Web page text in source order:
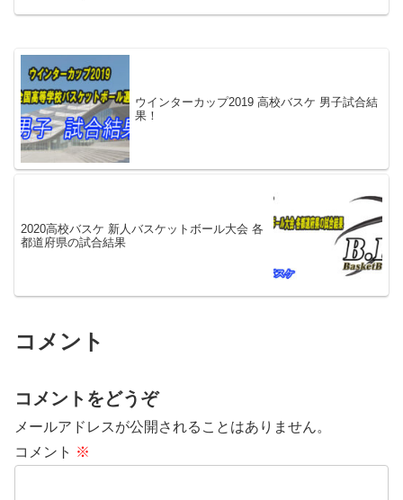
ウインターカップ2019 高校バスケ 男子試合結
果！
2020高校バスケ 新人バスケットボール大会 各
都道府県の試合結果
コメント
コメントをどうぞ
メールアドレスが公開されることはありません。
コメント ※